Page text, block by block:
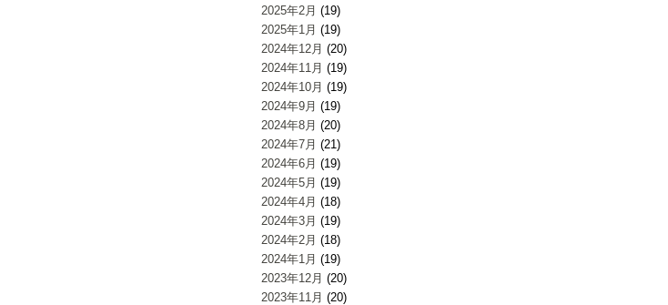
2025年2月 (19)
2025年1月 (19)
2024年12月 (20)
2024年11月 (19)
2024年10月 (19)
2024年9月 (19)
2024年8月 (20)
2024年7月 (21)
2024年6月 (19)
2024年5月 (19)
2024年4月 (18)
2024年3月 (19)
2024年2月 (18)
2024年1月 (19)
2023年12月 (20)
2023年11月 (20)